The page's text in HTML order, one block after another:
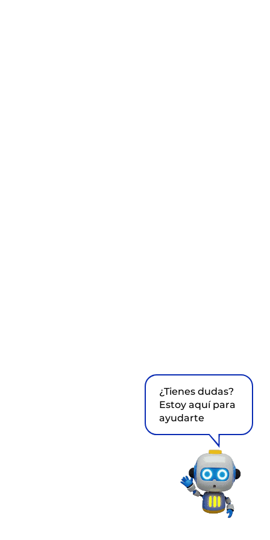
¿Tienes dudas?
Estoy aquí para
ayudarte